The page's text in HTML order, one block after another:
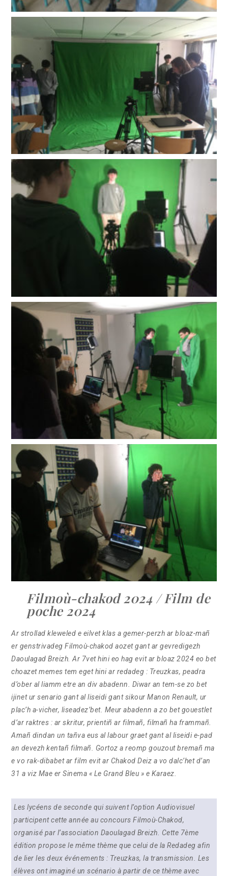
Filmoù-chakod 2024 /Film de
poche 2024
Ar strollad kleweled e eilvet klas a gemer-perzh ar bloaz-mañ
er genstrivadeg Filmoù-chakod aozet gant ar gevredigezh
Daoulagad Breizh. Ar 7vet hini eo hag evit ar bloaz 2024 eo bet
choazet memes tem eget hini ar redadeg : Treuzkas, peadra
d’ober al liamm etre an div abadenn. Diwar an tem-se zo bet
ijinet ur senario gant al liseidi gant sikour Manon Renault, ur
plac’h a-vicher, liseadez’bet. Meur abadenn a zo bet gouestlet
d’ar raktres : ar skritur, prientiñ ar filmañ, filmañ ha frammañ.
Amañ dindan un tañva eus al labour graet gant al liseidi e-pad
an devezh kentañ filmañ. Gortoz a reomp gouzout bremañ ma
e vo rak-dibabet ar film evit ar Chakod Deiz a vo dalc’het d’an
31 a viz Mae er Sinema « Le Grand Bleu » e Karaez.
Les lycéens de seconde qui suivent l’option Audiovisuel
participent cette année au concours Filmoù-Chakod,
organisé par l’association Daoulagad Breizh. Cette 7ème
édition propose le même thème que celui de la Redadeg afin
de lier les deux événements : Treuzkas, la transmission. Les
élèves ont imaginé un scénario à partir de ce thème avec